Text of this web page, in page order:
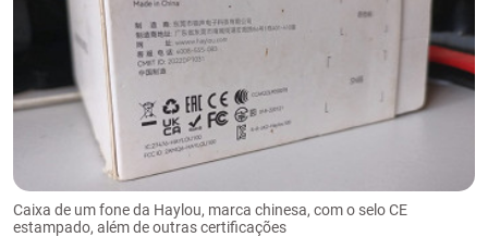
Caixa de um fone da Haylou, marca chinesa, com o selo CE
estampado, além de outras certificações